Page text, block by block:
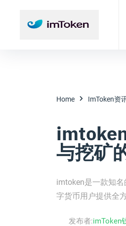
Home ImToken资
与挖矿
imtoken是一款知
字货币用户提供全
发布者:imToken